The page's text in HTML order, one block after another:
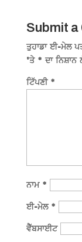
Submit
ਤੁਹਾਡਾ ਈ-ਮੇਲ
'ਤੇ * ਦਾ
ਟਿੱਪਣੀ *
ਨਾਮ *
ਈ-ਮੇਲ *
ਵੈੱਬਸਾਈਟ